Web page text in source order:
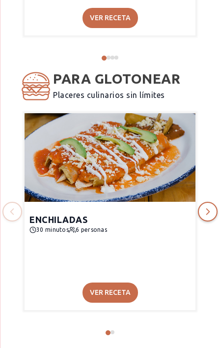
VER RECETA
PARA GLOTONEAR
Placeres culinarios sin límites
ENCHILADAS
30 minutos 6 personas
VER RECETA